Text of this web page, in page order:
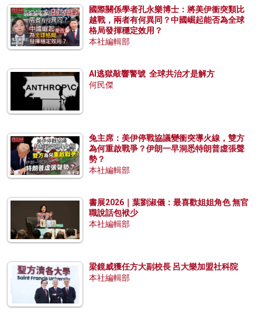
國際關係學者孔永樂博士：將美伊衝突類比
越戰，兩者有何異同？中國崛起能否為全球
格局發揮穩定效用？
本社編輯部
AI逃獄敲響警號 全球共治才是解方
何民傑
兔主席：美伊停戰協議變衝突導火線，雙方
為何重啟戰爭？伊朗一早洞悉特朗普虛張聲
勢？
本社編輯部
書展2026｜葉劉淑儀：最喜歡姐姐角色 無官
職說話包袱少
本社編輯部
梁鏡威獲任方大副校長 呂大樂加盟社科院
本社編輯部